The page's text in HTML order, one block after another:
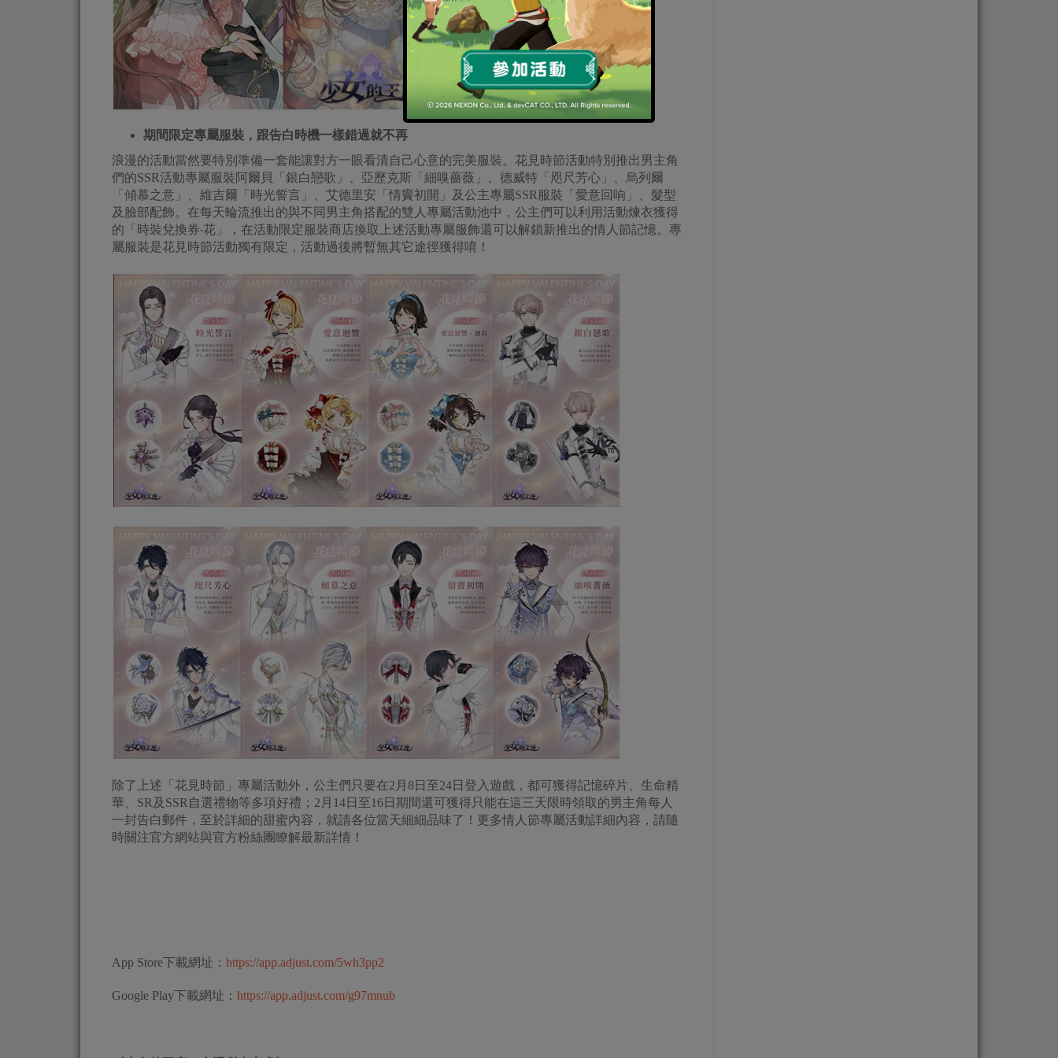
期間限定專屬服裝，跟告白時機一樣錯過就不再
浪漫的活動當然要特別準備一套能讓對方一眼看清自己心意的完美服裝。花見時節活動特別推出男主角
們的SSR活動專屬服裝阿爾貝「銀白戀歌」、亞歷克斯「細嗅薔薇」、德威特「咫尺芳心」、烏列爾
「傾慕之意」、維吉爾「時光誓言」、艾德里安「情竇初開」及公主專屬SSR服裝「愛意回响」、髮型
及臉部配飾。在每天輪流推出的與不同男主角搭配的雙人專屬活動池中，公主們可以利用活動煉衣獲得
的「時裝兌換券‧花」，在活動限定服裝商店換取上述活動專屬服飾還可以解鎖新推出的情人節記憶。專
屬服裝是花見時節活動獨有限定，活動過後將暫無其它途徑獲得唷！
除了上述「花見時節」專屬活動外，公主們只要在2月8日至24日登入遊戲，都可獲得記憶碎片、生命精
華、SR及SSR自選禮物等多項好禮；2月14日至16日期間還可獲得只能在這三天限時領取的男主角每人
一封告白郵件，至於詳細的甜蜜內容，就請各位當天細細品味了！更多情人節專屬活動詳細內容，請隨
時關注官方網站與官方粉絲團瞭解最新詳情！
App Store下載網址： https://app.adjust.com/5wh3pp2
Google Play下載網址： https://app.adjust.com/g97mnub